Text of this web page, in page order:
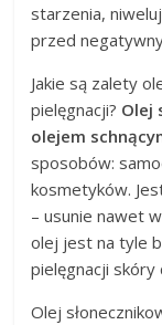
starzenia,
przed
Jakie są zalety
pielęgnacji? Olej
olejem
sposobów:
kosmetyków.
– usunie nawet
olej jest na tyle
pielęgnacji skóry
Olej